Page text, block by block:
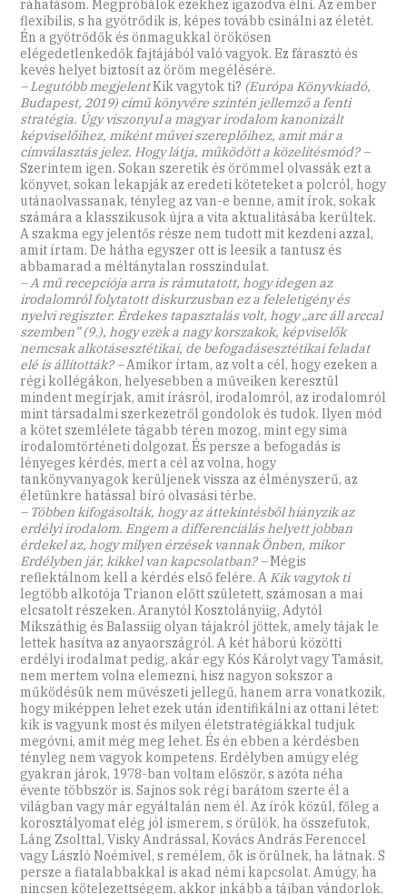
ráhatásom. Megpróbálok ezekhez igazodva élni. Az ember
flexibilis, s ha gyötrődik is, képes tovább csinálni az életét.
Én a gyötrődők és önmagukkal örökösen
elégedetlenkedők fajtájából való vagyok. Ez fárasztó és
kevés helyet biztosít az öröm megélésére.
– Legutóbb megjelentKik vagytok ti? (Európa Könyvkiadó,
Budapest, 2019) című könyvére szintén jellemző a fenti
stratégia. Úgy viszonyul a magyar irodalom kanonizált
képviselőihez, miként művei szereplőihez, amit már a
címválasztás jelez. Hogy látja, működött a közelítésmód? –
Szerintem igen. Sokan szeretik és örömmel olvassák ezt a
könyvet, sokan lekapják az eredeti köteteket a polcról, hogy
utánaolvassanak, tényleg az van-e benne, amit írok, sokak
számára a klasszikusok újra a vita aktualitásába kerültek.
A szakma egy jelentős része nem tudott mit kezdeni azzal,
amit írtam. De hátha egyszer ott is leesik a tantusz és
abbamarad a méltánytalan rosszindulat.
– A mű recepciója arra is rámutatott, hogy idegen az
irodalomról folytatott diskurzusban ez a feleletigény és
nyelvi regiszter. Érdekes tapasztalás volt, hogy „arc áll arccal
szemben” (9.), hogy ezek a nagy korszakok, képviselők
nemcsak alkotásesztétikai, de befogadásesztétikai feladat
elé is állították? –Amikor írtam, az volt a cél, hogy ezeken a
régi kollégákon, helyesebben a műveiken keresztül
mindent megírjak, amit írásról, irodalomról, az irodalomról
mint társadalmi szerkezetről gondolok és tudok. Ilyen mód
a kötet szemlélete tágabb téren mozog, mint egy sima
irodalomtörténeti dolgozat. És persze a befogadás is
lényeges kérdés, mert a cél az volna, hogy
tankönyvanyagok kerüljenek vissza az élményszerű, az
életünkre hatással bíró olvasási térbe.
– Többen kifogásolták, hogy az áttekintésből hiányzik az
erdélyi irodalom. Engem a differenciálás helyett jobban
érdekel az, hogy milyen érzések vannak Önben, mikor
Erdélyben jár, kikkel van kapcsolatban? –Mégis
reflektálnom kell a kérdés első felére. A Kik vagytok ti
legtöbb alkotója Trianon előtt született, számosan a mai
elcsatolt részeken. Aranytól Kosztolányiig, Adytól
Mikszáthig és Balassiig olyan tájakról jöttek, amely tájak le
lettek hasítva az anyaországról. A két háború közötti
erdélyi irodalmat pedig, akár egy Kós Károlyt vagy Tamásit,
nem mertem volna elemezni, hisz nagyon sokszor a
működésük nem művészeti jellegű, hanem arra vonatkozik,
hogy miképpen lehet ezek után identifikálni az ottani létet:
kik is vagyunk most és milyen életstratégiákkal tudjuk
megóvni, amit még meg lehet. És én ebben a kérdésben
tényleg nem vagyok kompetens. Erdélyben amúgy elég
gyakran járok, 1978-ban voltam először, s azóta néha
évente többször is. Sajnos sok régi barátom szerte él a
világban vagy már egyáltalán nem él. Az írók közül, főleg a
korosztályomat elég jól ismerem, s örülök, ha összefutok,
Láng Zsolttal, Visky Andrással, Kovács András Ferenccel
vagy László Noémivel, s remélem, ők is örülnek, ha látnak. S
persze a fiatalabbakkal is akad némi kapcsolat. Amúgy, ha
nincsen kötelezettségem, akkor inkább a tájban vándorlok,